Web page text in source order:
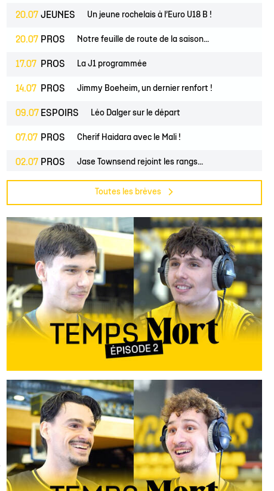
20.07 JEUNES Un jeune rochelais à l’Euro U18 B !
20.07 PROS Notre feuille de route de la saison...
17.07 PROS La J1 programmée
14.07 PROS Jimmy Boeheim, un dernier renfort !
09.07 ESPOIRS Léo Dalger sur le départ
07.07 PROS Cherif Haidara avec le Mali !
02.07 PROS Jase Townsend rejoint les rangs...
Le Club une nouvelle fois labellisé...
Toutes les brèves